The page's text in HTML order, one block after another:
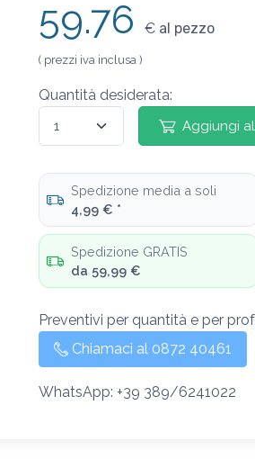
59.76 € al pezzo
( prezzi iva inclusa )
Quantità desiderata:
Aggiungi
Spedizione media a soli
4,99 € *
Spedizione GRATIS
da 59,99 €
Preventivi per quantità e per
Chiamaci al 0872 40461
WhatsApp: +39 389/6241022